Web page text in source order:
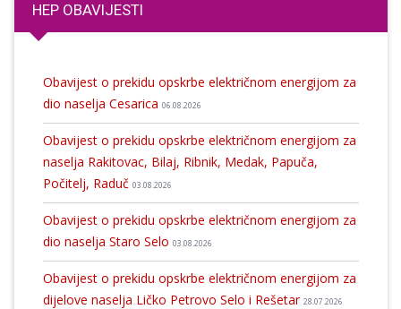
HEP OBAVIJESTI
Obavijest o prekidu opskrbe električnom energijom za
dio naselja Cesarica 06.08.2026
Obavijest o prekidu opskrbe električnom energijom za
naselja Rakitovac, Bilaj, Ribnik, Medak, Papuča,
Počitelj, Raduč 03.08.2026
Obavijest o prekidu opskrbe električnom energijom za
dio naselja Staro Selo 03.08.2026
Obavijest o prekidu opskrbe električnom energijom za
dijelove naselja Ličko Petrovo Selo i Rešetar 28.07.2026